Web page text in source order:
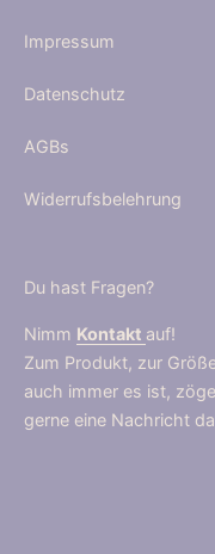
Impressum
Datenschutz
AGBs
Widerrufsbelehrung
Du hast Fragen?
Nimm Kontakt auf!
Zum Produkt, zur
auch immer es ist,
gerne eine Nachricht